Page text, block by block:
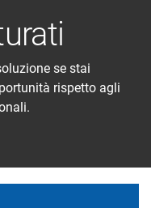
se stai
rispetto agli